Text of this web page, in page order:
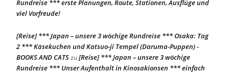
Rundreise *** erste Planungen, Route, Stationen, Ausflüge und
viel Vorfreude!
[Reise] *** Japan – unsere 3 wöchige Rundreise *** Osaka: Tag
2 *** Käsekuchen und Katsuo-ji Tempel (Daruma-Puppen) -
BOOKS AND CATSzu[Reise] *** Japan – unsere 3 wöchige
Rundreise *** Unser Aufenthalt in Kinosakionsen *** einfach